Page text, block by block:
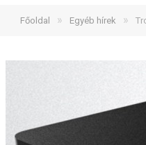
Főoldal » Egyéb hírek »